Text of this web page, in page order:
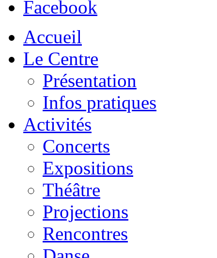
Facebook
Accueil
Le Centre
Présentation
Infos pratiques
Activités
Concerts
Expositions
Théâtre
Projections
Rencontres